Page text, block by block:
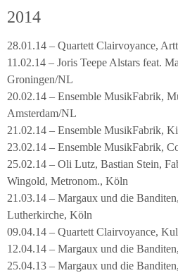
2014
28.01.14 – Quartett Clairvoyance,
11.02.14 – Joris Teepe Alstars feat.
Groningen/NL
20.02.14 – Ensemble MusikFabrik,
Amsterdam/NL
21.02.14 – Ensemble MusikFabrik,
23.02.14 – Ensemble MusikFabrik,
25.02.14 – Oli Lutz, Bastian Stein,
Wingold, Metronom., Köln
21.03.14 – Margaux und die
Lutherkirche, Köln
09.04.14 – Quartett Clairvoyance,
12.04.14 – Margaux und die
25.04.13 – Margaux und die